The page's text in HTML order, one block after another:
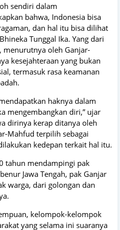
sendiri dalam
bahwa, Indonesia bisa
dan hal itu bisa dilihat
Tunggal Ika. Yang dari
menurutnya oleh Ganjar-
kesejahteraan yang bukan
termasuk rasa keamanan
haknya dalam
mengembangkan diri,” ujar
dirinya kerap ditanya oleh
Mahfud terpilih sebagai
kedepan terkait hal itu.
tahun mendampingi pak
Jawa Tengah, pak Ganjar
warga, dari golongan dan
kelompok-kelompok
yang selama ini suaranya